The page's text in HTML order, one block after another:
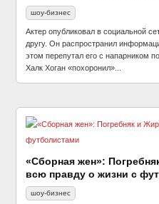
шоу-бизнес
Актер опубликовал в социальной
другу. Он распространил
этом перепутал его с напарником
Халк Хоган «похоронил»...
«Сборная жен»:
всю правду о жизни с
шоу-бизнес